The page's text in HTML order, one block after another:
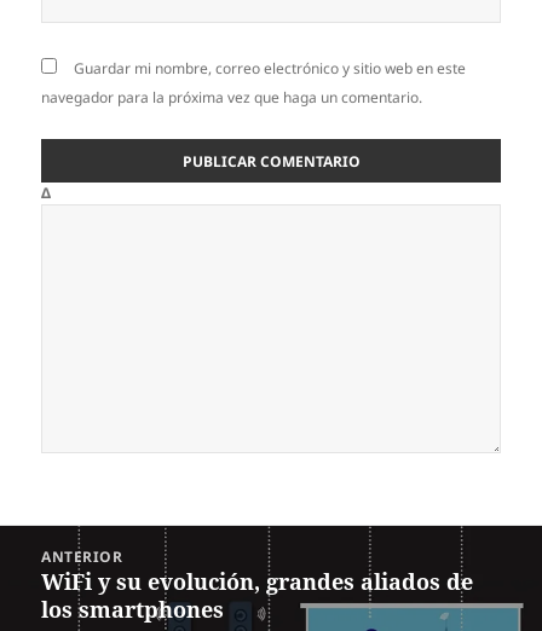
Guardar mi nombre, correo electrónico y sitio web en este
navegador para la próxima vez que haga un comentario.
Δ
Navegación
entradas
ANTERIOR
Entrada
anterior:
WiFi y su evolución, grandes aliados de
los smartphones